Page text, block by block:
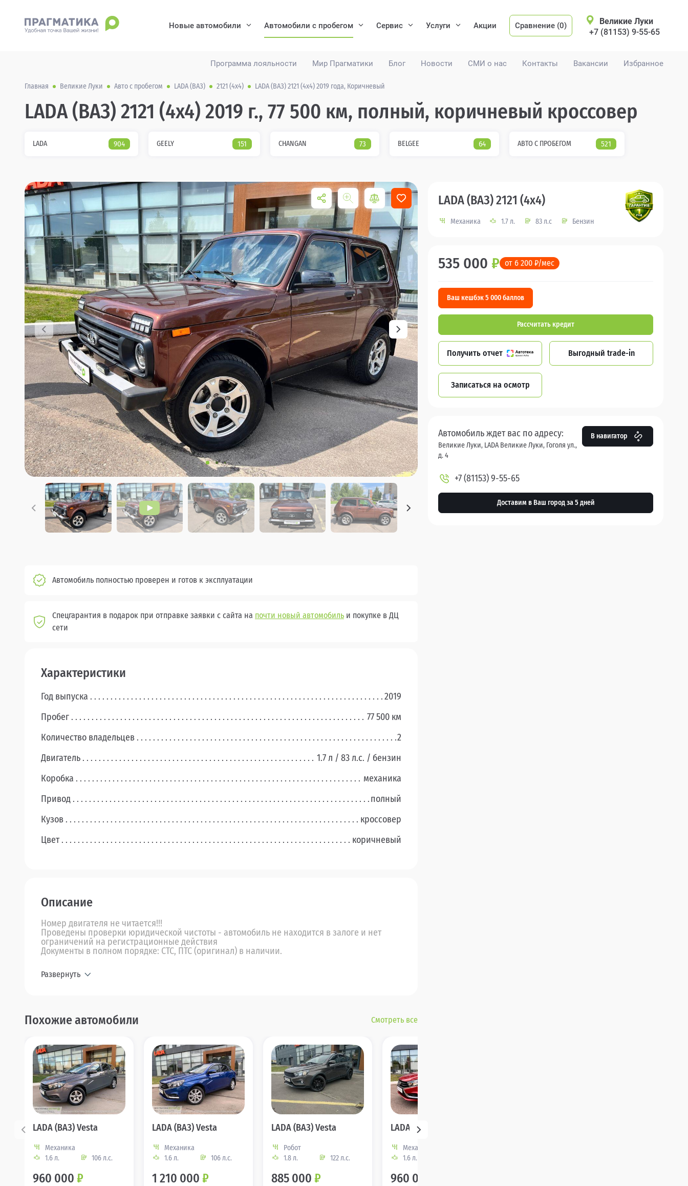
Программа лояльности Мир Прагматики Блог Новости СМИ о нас Контакты Вакансии Избранное
Новые автомобили Автомобили с пробегом Сервис Услуги Акции Сравнение (0)
Великие Луки
+7 (81153) 9-55-65
Главная Великие Луки Авто с пробегом LADA (ВАЗ) 2121 (4x4) LADA (ВАЗ) 2121 (4x4) 2019 года, Коричневый
LADA (ВАЗ) 2121 (4x4) 2019 г., 77 500 км, полный, коричневый кроссовер
LADA 904 GEELY 151 CHANGAN 73 BELGEE 64 АВТО С ПРОБЕГОМ 521
Автомобиль полностью проверен и готов к эксплуатации
Спецгарантия в подарок при отправке заявки с сайта на почти новый автомобиль и покупке в ДЦ
сети
Характеристики
Год выпуска
2019
Пробег
77 500 км
Количество владельцев
2
Двигатель
1.7 л / 83 л.c. / бензин
Коробка
механика
Привод
полный
Кузов
кроссовер
Цвет
коричневый
Описание
Номер двигателя не читается!!!
Проведены проверки юридической чистоты - автомобиль не находится в залоге и нет
ограничений на регистрационные действия
Документы в полном порядке: СТС, ПТС (оригинал) в наличии.
Развернуть
Похожие автомобили Смотреть все
LADA (ВАЗ) Vesta
Механика
1.6 л.
106 л.с.
960 000 ₽
LADA (ВАЗ) Vesta
Механика
1.6 л.
106 л.с.
1 210 000 ₽
LADA (ВАЗ) Vesta
Робот
1.8 л.
122 л.с.
885 000 ₽
LADA (ВАЗ) Vesta
Механика
1.6 л.
960 000
LADA (ВАЗ) 2121 (4x4)
Механика 1.7 л. 83 л.с Бензин
535 000 ₽ от 6 200 ₽/мес
Ваш кешбэк 5 000 баллов
Рассчитать кредит
Получить отчет Выгодный trade-in
Записаться на осмотр
Автомобиль ждет вас по адресу:
Великие Луки, LADA Великие Луки, Гоголя ул.,
д. 4
В навигатор
+7 (81153) 9-55-65
Доставим в Ваш город за 5 дней